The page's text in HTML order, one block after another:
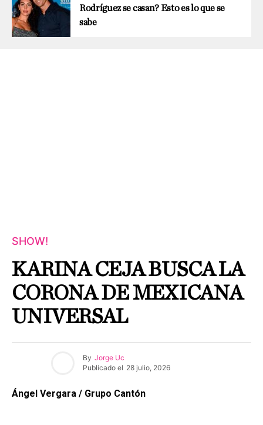
Rodríguez se casan? Esto es lo que se
sabe
SHOW!
KARINA CEJA BUSCA LA
CORONA DE MEXICANA
UNIVERSAL
By Jorge Uc
Publicado el 28 julio, 2026
Ángel Vergara / Grupo Cantón